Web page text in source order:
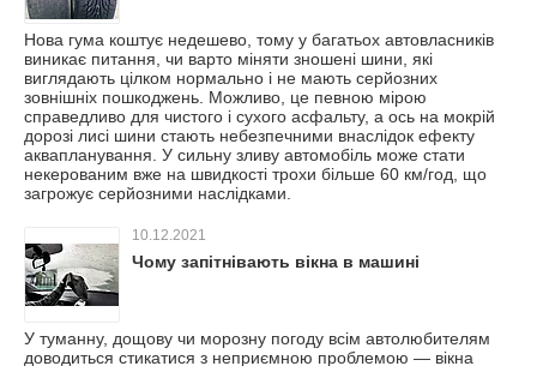
Нова гума коштує недешево, тому у багатьох автовласників
виникає питання, чи варто міняти зношені шини, які
виглядають цілком нормально і не мають серйозних
зовнішніх пошкоджень. Можливо, це певною мірою
справедливо для чистого і сухого асфальту, а ось на мокрій
дорозі лисі шини стають небезпечними внаслідок ефекту
аквапланування. У сильну зливу автомобіль може стати
некерованим вже на швидкості трохи більше 60 км/год, що
загрожує серйозними наслідками.
10.12.2021
Чому запітнівають вікна в машині
У туманну, дощову чи морозну погоду всім автолюбителям
доводиться стикатися з неприємною проблемою — вікна